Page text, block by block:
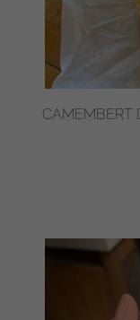
CAMEMBERT